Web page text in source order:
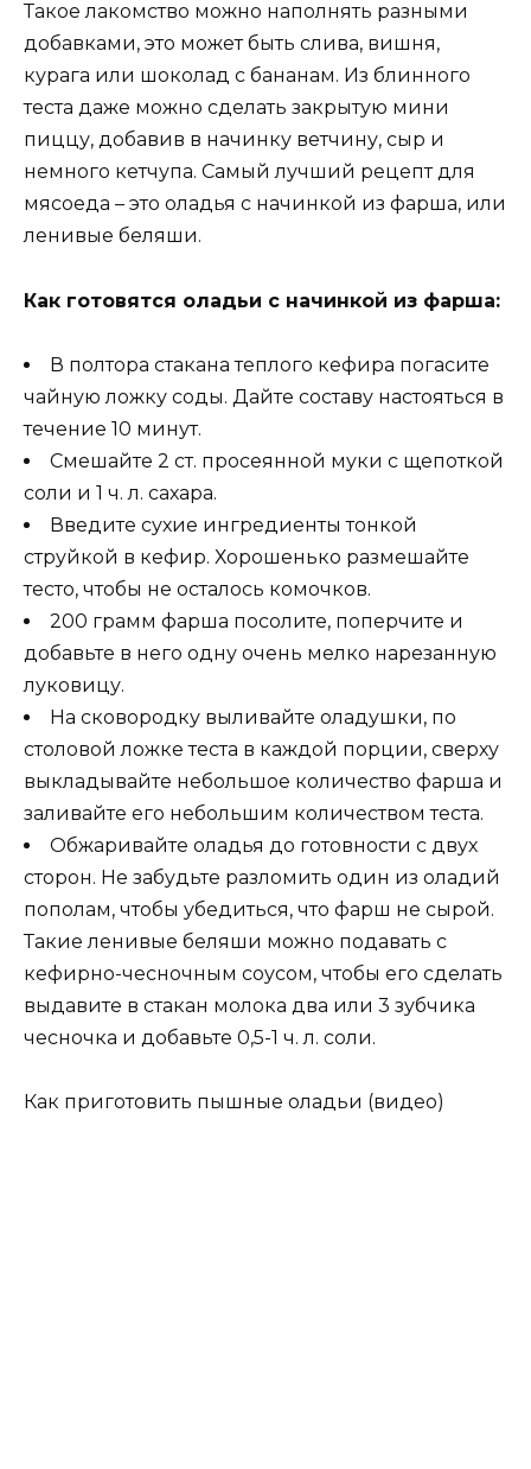
Такое лакомство можно наполнять разными
добавками, это может быть слива, вишня,
курага или шоколад с бананам. Из блинного
теста даже можно сделать закрытую мини
пиццу, добавив в начинку ветчину, сыр и
немного кетчупа. Самый лучший рецепт для
мясоеда – это оладья с начинкой из фарша, или
ленивые беляши.
Как готовятся оладьи с начинкой из фарша:
В полтора стакана теплого кефира погасите
чайную ложку соды. Дайте составу настояться в
течение 10 минут.
Смешайте 2 ст. просеянной муки с щепоткой
соли и 1 ч. л. сахара.
Введите сухие ингредиенты тонкой
струйкой в кефир. Хорошенько размешайте
тесто, чтобы не осталось комочков.
200 грамм фарша посолите, поперчите и
добавьте в него одну очень мелко нарезанную
луковицу.
На сковородку выливайте оладушки, по
столовой ложке теста в каждой порции, сверху
выкладывайте небольшое количество фарша и
заливайте его небольшим количеством теста.
Обжаривайте оладья до готовности с двух
сторон. Не забудьте разломить один из оладий
пополам, чтобы убедиться, что фарш не сырой.
Такие ленивые беляши можно подавать с
кефирно-чесночным соусом, чтобы его сделать
выдавите в стакан молока два или 3 зубчика
чесночка и добавьте 0,5-1 ч. л. соли.
Как приготовить пышные оладьи (видео)